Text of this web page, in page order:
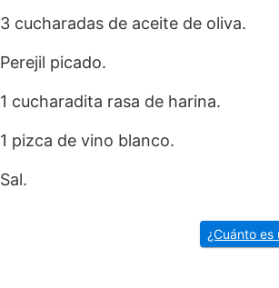
3 cucharadas de aceite de oliva.
Perejil picado.
1 cucharadita rasa de harina.
1 pizca de vino blanco.
Sal.
¿Cuánto es